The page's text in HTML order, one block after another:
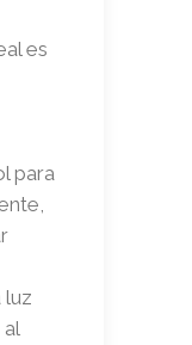
es
para
luz